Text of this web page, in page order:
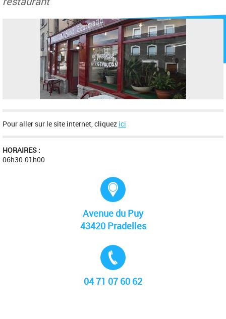
Pour aller sur le site internet, cliquez ici
HORAIRES :
06h30-01h00
Avenue du Puy
43420 Pradelles
04 71 07 60 62